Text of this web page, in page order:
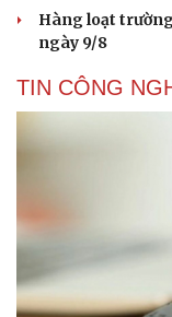
Hàng loạt
ngày 9/8
TIN CÔNG